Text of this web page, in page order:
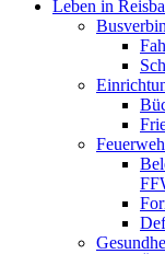
Leben in